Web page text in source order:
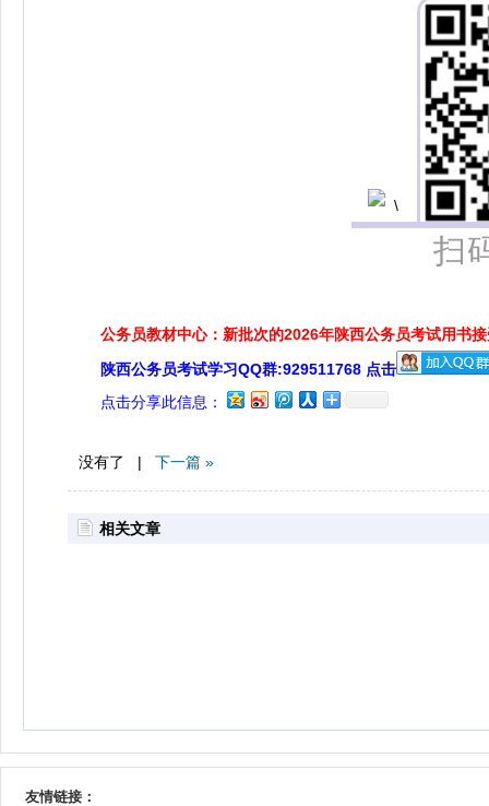
扫
公务员教材中心：新批次的2026年陕西公务员考试用书
陕西公务员考试学习QQ群:929511768 点击
点击分享此信息：
没有了 | 下一篇 »
相关文章
友情链接：